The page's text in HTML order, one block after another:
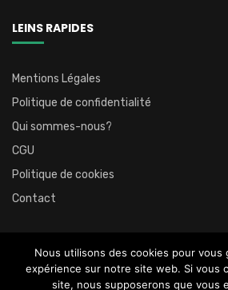
LEINS RAPIDES
Mentions Légales
Politique de confidentialité
Qui sommes-nous?
CGU
Politique de cookies
Contact
@2023 – Tous droits réservés.
Nous utilisons des cookies pour vous
expérience sur notre site web. Si vous
site, nous supposerons que vous